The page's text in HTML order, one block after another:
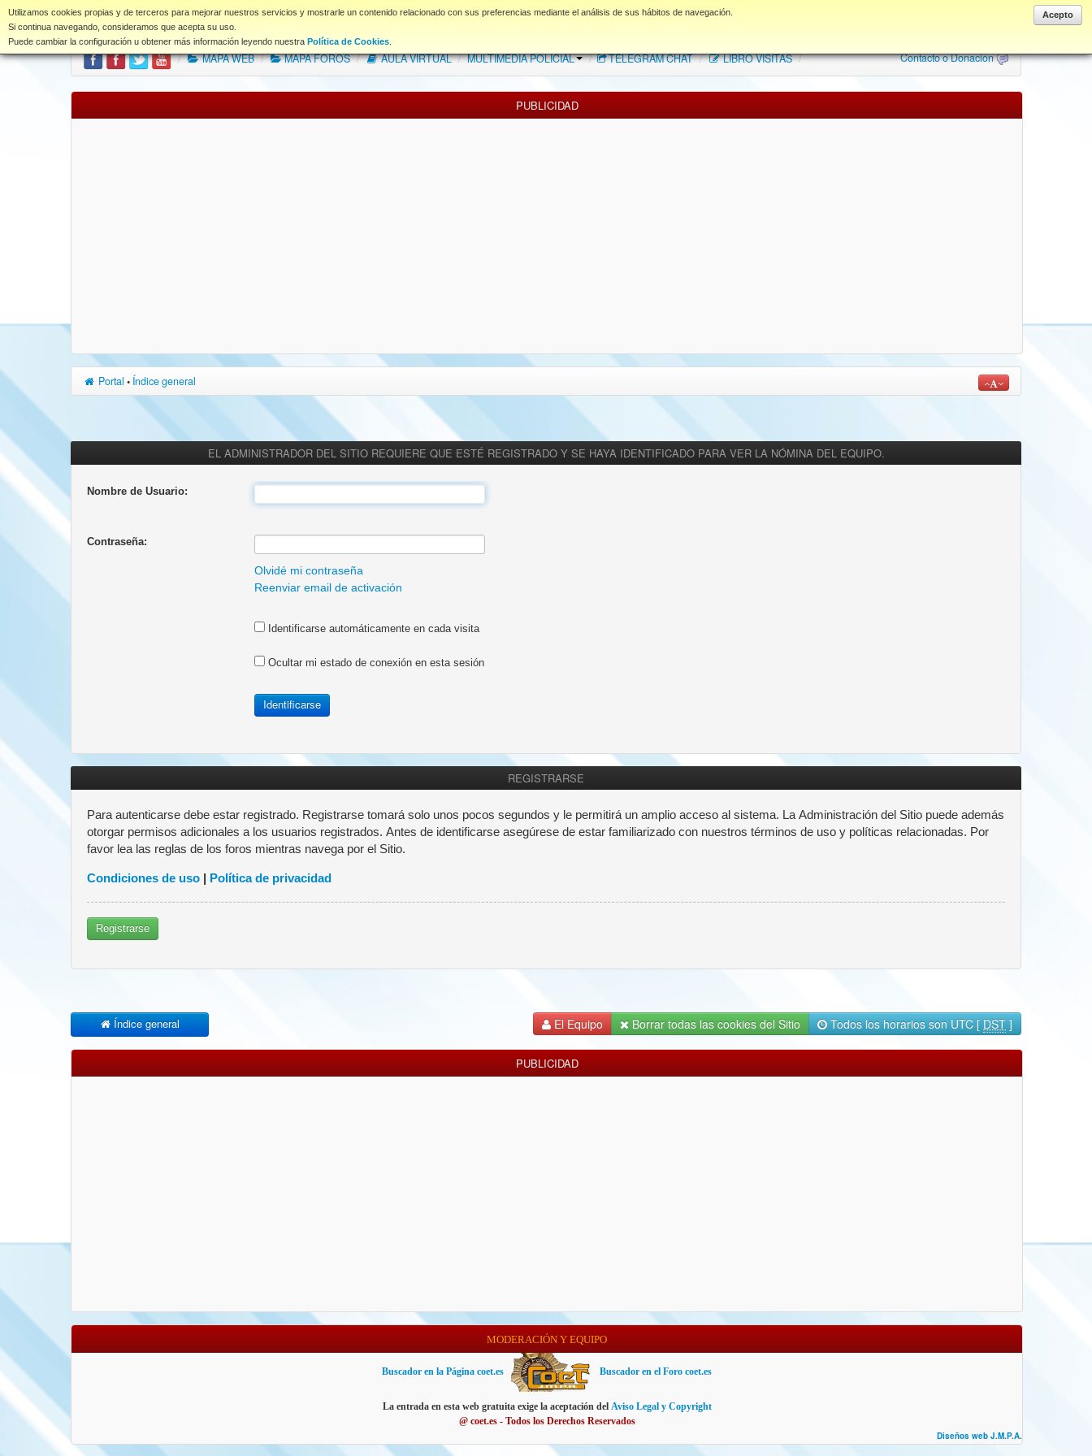
Acepto
Utilizamos cookies propias y de terceros para mejorar nuestros servicios y mostrarle un contenido relacionado con sus preferencias mediante el análisis de sus hábitos de navegación.
Si continua navegando, consideramos que acepta su uso.
Puede cambiar la configuración u obtener más información leyendo nuestra Política de Cookies
www.coet.es Portal Índice Foros FAQ NORMAS FORO Descargas
/ MAPA WEB / MAPA FOROS / AULA VIRTUAL / MULTIMEDIA POLICIAL / TELEGRAM CHAT / LIBRO VISITAS / Contacto o Donación
PUBLICIDAD
Portal • Índice general
EL ADMINISTRADOR DEL SITIO REQUIERE QUE ESTÉ REGISTRADO Y SE HAYA IDENTIFICADO PARA VER LA NÓMINA DEL EQUIPO.
Nombre de Usuario:
Contraseña:
Olvidé mi contraseña
Reenviar email de activación
Identificarse automáticamente en cada visita
Ocultar mi estado de conexión en esta sesión
REGISTRARSE
Para autenticarse debe estar registrado. Registrarse tomará solo unos pocos segundos y le permitirá un amplio acceso al sistema. La Administración del Sitio puede además
otorgar permisos adicionales a los usuarios registrados. Antes de identificarse asegúrese de estar familiarizado con nuestros términos de uso y políticas relacionadas. Por
favor lea las reglas de los foros mientras navega por el Sitio.
Condiciones de uso Política de privacidad
Registrarse
Índice general El Equipo Borrar todas las cookies del Sitio Todos los horarios son UTC [ DST ]
PUBLICIDAD
MODERACIÓN Y EQUIPO
Buscador en la Página coet.es Buscador en el Foro coet.es
La entrada en esta web gratuita exige la aceptación del Aviso Legal y Copyright
@ coet.es - Todos los Derechos Reservados
Diseños web J.M.P.A.